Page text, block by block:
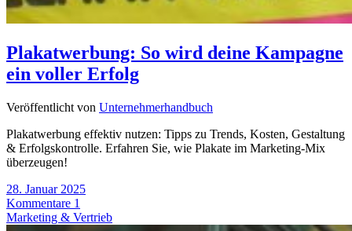
Plakatwerbung: So wird deine Kampagne
ein voller Erfolg
Veröffentlicht von Unternehmerhandbuch
Plakatwerbung effektiv nutzen: Tipps zu Trends, Kosten, Gestaltung
& Erfolgskontrolle. Erfahren Sie, wie Plakate im Marketing-Mix
überzeugen!
28. Januar 2025
Kommentare 1
Marketing & Vertrieb